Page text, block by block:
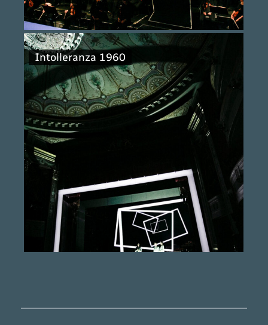
Intolleranza 1960